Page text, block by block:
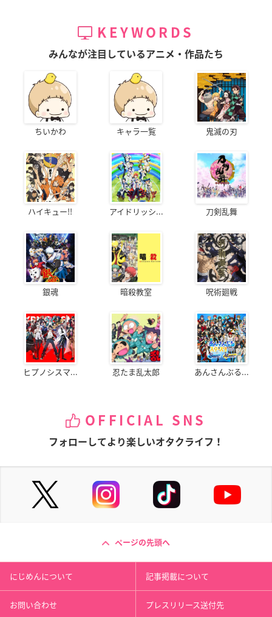
KEYWORDS
みんなが注目しているアニメ・作品たち
ちいかわ キャラ一覧 鬼滅の刃
ハイキュー!! アイドリッシ... 刀剣乱舞
銀魂 暗殺教室 呪術廻戦
ヒプノシスマ... 忍たま乱太郎 あんさんぶる...
OFFICIAL SNS
フォローしてより楽しいオタクライフ！
ページの先頭へ
にじめんについて 記事掲載について
お問い合わせ プレスリリース送付先